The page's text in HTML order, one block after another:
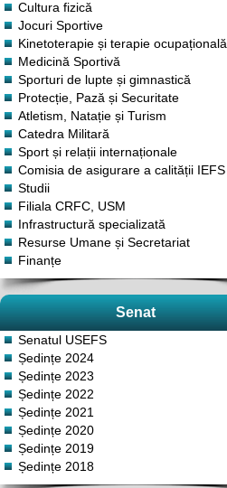
Cultura fizică
Jocuri Sportive
Kinetoterapie și terapie ocupațională
Medicină Sportivă
Sporturi de lupte și gimnastică
Protecție, Pază și Securitate
Atletism, Natație și Turism
Catedra Militară
Sport și relații internaționale
Comisia de asigurare a calității IEFS
Studii
Filiala CRFC, USM
Infrastructură specializată
Resurse Umane și Secretariat
Finanțe
Senat
Senatul USEFS
Ședințe 2024
Ședințe 2023
Ședințe 2022
Ședințe 2021
Ședințe 2020
Ședințe 2019
Ședințe 2018